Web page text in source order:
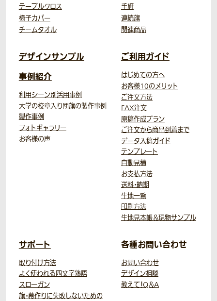
テーブルクロス
椅子カバー
チームタオル
手旗
連続旗
関連商品
デザインサンプル
事例紹介
利用シーン別活用事例
大学の校章入り団旗の製作事例
製作事例
フォトギャラリー
お客様の声
ご利用ガイド
はじめての方へ
お客様10のメリット
ご注文方法
FAX注文
原稿作成プラン
ご注文から商品到着まで
データ入稿ガイド
テンプレート
自動見積
お支払方法
送料・納期
生地一覧
印刷方法
生地見本帳＆現物サンプル
サポート
取り付け方法
よく使われる四文字熟語
スローガン
旗・幕作りに失敗しないための
各種お問い合わせ
お問い合わせ
デザイン相談
教えて！Q＆A